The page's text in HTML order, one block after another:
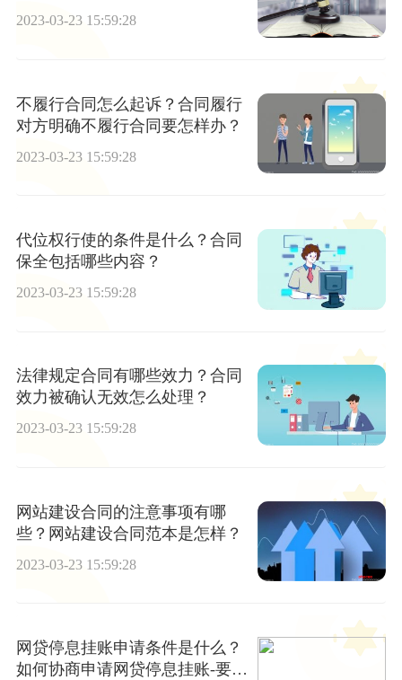
2023-03-23 15:59:28
不履行合同怎么起诉？合同履行
对方明确不履行合同要怎样办？
2023-03-23 15:59:28
代位权行使的条件是什么？合同
保全包括哪些内容？
2023-03-23 15:59:28
法律规定合同有哪些效力？合同
效力被确认无效怎么处理？
2023-03-23 15:59:28
网站建设合同的注意事项有哪
些？网站建设合同范本是怎样？
2023-03-23 15:59:28
网贷停息挂账申请条件是什么？
如何协商申请网贷停息挂账-要闻